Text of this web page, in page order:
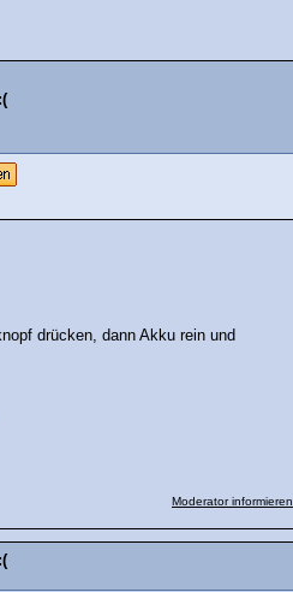
drücken, dann Akku rein und
Moderator informieren